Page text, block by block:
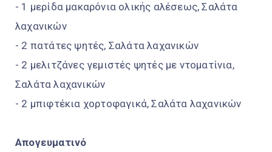
- 1 μερίδα μακαρόνια ολικής αλέσεως, Σαλάτα
λαχανικών
- 2 πατάτες ψητές, Σαλάτα λαχανικών
- 2 μελιτζάνες γεμιστές ψητές με ντοματίνια,
Σαλάτα λαχανικών
- 2 μπιφτέκια χορτοφαγικά, Σαλάτα λαχανικών
Απογευματινό